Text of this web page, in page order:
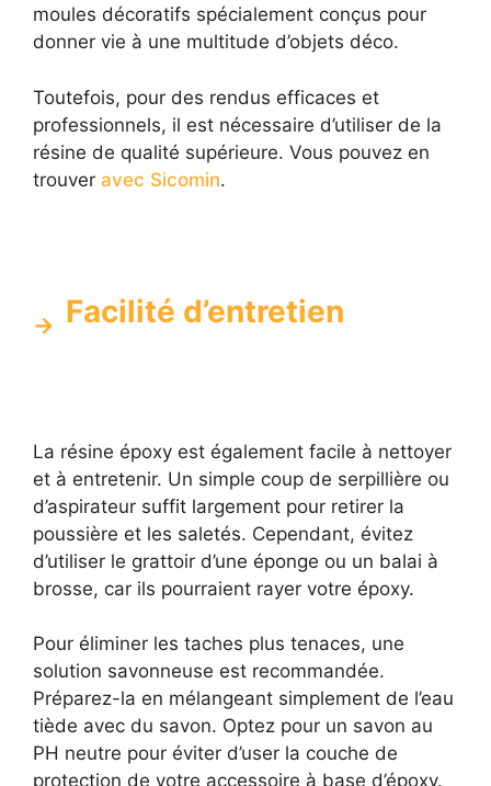
moules décoratifs spécialement conçus pour
donner vie à une multitude d’objets déco.
Toutefois, pour des rendus efficaces et
professionnels, il est nécessaire d’utiliser de la
résine de qualité supérieure. Vous pouvez en
trouver avec Sicomin.
Facilité d’entretien
La résine époxy est également facile à nettoyer
et à entretenir. Un simple coup de serpillière ou
d’aspirateur suffit largement pour retirer la
poussière et les saletés. Cependant, évitez
d’utiliser le grattoir d’une éponge ou un balai à
brosse, car ils pourraient rayer votre époxy.
Pour éliminer les taches plus tenaces, une
solution savonneuse est recommandée.
Préparez-la en mélangeant simplement de l’eau
tiède avec du savon. Optez pour un savon au
PH neutre pour éviter d’user la couche de
protection de votre accessoire à base d’époxy.